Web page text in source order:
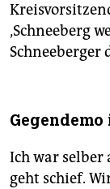
‚Schneeberg
Schneeberger
Ich war selber
geht schief.